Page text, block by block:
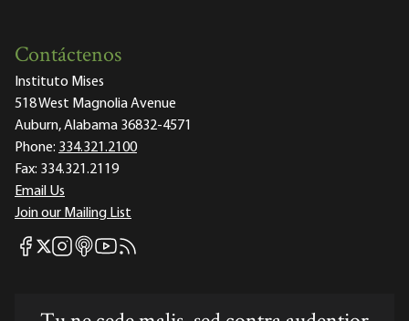
Contáctenos
Instituto Mises
518 West Magnolia Avenue
Auburn, Alabama 36832-4571
Phone: 334.321.2100
Fax: 334.321.2119
Email Us
Join our Mailing List
Mises Facebook
Mises X
Mises Instagram
Mises itunes
Mises Youtube
Mises RSS feed